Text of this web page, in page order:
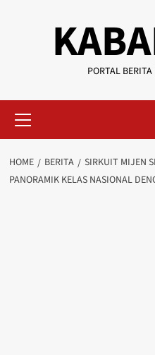
PORTAL
HOME BERITA
SIRKUIT MIJEN
PANORAMIK KELAS NASIONAL